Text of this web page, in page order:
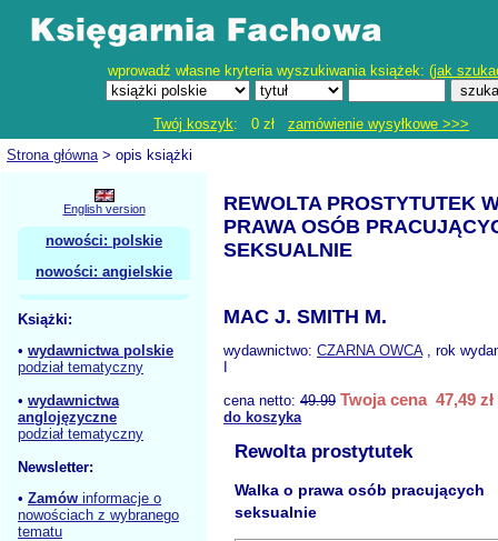
wprowadź własne kryteria wyszukiwania książek: (jak
Twój koszyk: 0 zł zamówienie wysyłkowe >>>
Strona główna> opis książki
English version
nowości: polskie
nowości: angielskie
Książki:
• wydawnictwa polskie
podział tematyczny
• wydawnictwa
anglojęzyczne
podział tematyczny
Newsletter:
• Zamów informacje o
nowościach z wybranego
tematu
REWOLTA PROSTYTUTEK
PRAWA OSÓB
SEKSUALNIE
MAC J. SMITH M.
wydawnictwo: CZARNA OWCA, rok
cena netto: 49.99 Twoja cena 47,49 zł
do koszyka
Rewolta prostytutek
Walka o prawa osób pracujących
seksualnie